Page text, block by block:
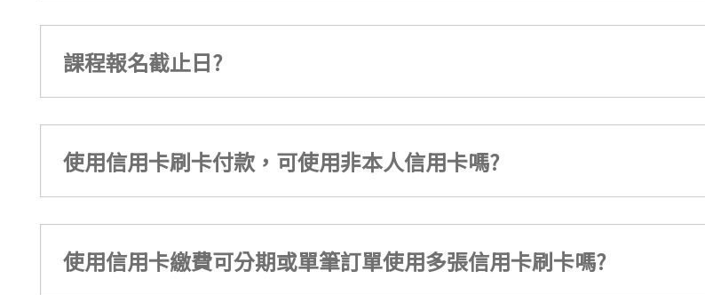
課程報名截止日?
使用信用卡刷卡付款，可使用非本人信用卡嗎?
使用信用卡繳費可分期或單筆訂單使用多張信用卡刷卡嗎?